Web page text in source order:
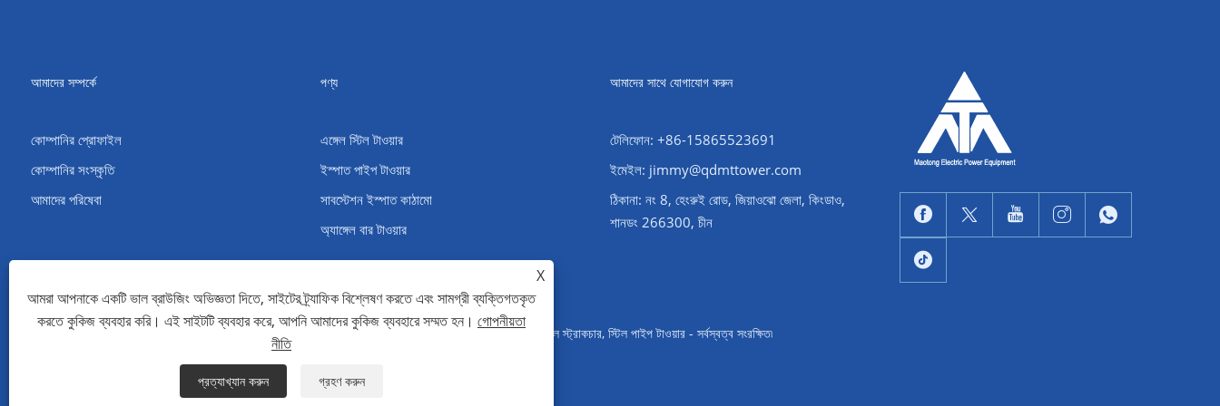
আমাদের সম্পর্কে
কোম্পানির প্রোফাইল
কোম্পানির সংস্কৃতি
আমাদের পরিষেবা
পণ্য
এঙ্গেল স্টিল টাওয়ার
ইস্পাত পাইপ টাওয়ার
সাবস্টেশন ইস্পাত কাঠামো
অ্যাঙ্গেল বার টাওয়ার
আমাদের সাথে যোগাযোগ করুন
টেলিফোন: +86-15865523691
ইমেইল: jimmy@qdmttower.com
ঠিকানা: নং 8, হেংরুই রোড, জিয়াওঝো জেলা, কিংডাও,
শানডং 266300, চীন
কপিরাইট © 2022 Qingdao Maotong Power Equipment Co., Ltd. - অ্যাঙ্গেল স্টিল টাওয়ার, সাবস্টেশন স্টিল স্ট্রাকচার, স্টিল পাইপ টাওয়ার - সর্বস্বত্ব সংরক্ষিত৷
XML গোপনীয়তা নীতি
X
আমরা আপনাকে একটি ভাল ব্রাউজিং অভিজ্ঞতা দিতে, সাইটের ট্র্যাফিক বিশ্লেষণ করতে এবং সামগ্রী ব্যক্তিগতকৃত
করতে কুকিজ ব্যবহার করি। এই সাইটটি ব্যবহার করে, আপনি আমাদের কুকিজ ব্যবহারে সম্মত হন। গোপনীয়তা
নীতি
প্রত্যাখ্যান করুন গ্রহণ করুন